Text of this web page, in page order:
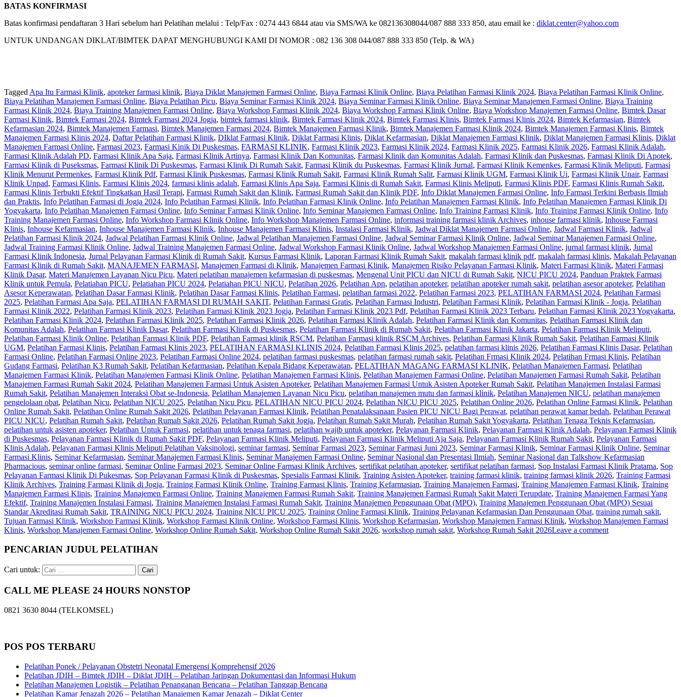
BATAS KONFIRMASI
Batas konfirmasi pendaftaran 3 Hari sebelum hari Pelatihan melalui : Telp/Fax : 0274 443 6844 atau via SMS/WA ke 082136308044/087 888 333 850, atau email ke : diklat.center@yahoo.com
UNTUK UNDANGAN DIKLAT/BIMTEK DAPAT MENGHUBUNGI KAMI DI NOMOR : 082 136 308 044/087 888 333 850 (Telp. & WA)
Tagged Apa Itu Farmasi Klinik, apoteker farmasi klinik, Biaya Diklat Manajemen Farmasi Online, Biaya Farmasi Klinik Online, Biaya Pelatihan Farmasi Klinik 2024, Biaya Pelatihan Farmasi Klinik Online,
Biaya Pelatihan Manajemen Farmasi Online, Biaya Pelatihan Picu, Biaya Seminar Farmasi Klinik 2024, Biaya Seminar Farmasi Klinik Online, Biaya Seminar Manajemen Farmasi Online, Biaya Training
Farmasi Klinik 2024, Biaya Training Manajemen Farmasi Online, Biaya Workshop Farmasi Klinik 2024, Biaya Workshop Farmasi Klinik Online, Biaya Workshop Manajemen Farmasi Online, Bimtek Dasar
Farmasi Klinik, Bimtek Farmasi 2024, Bimtek Farmasi 2024 Jogja, bimtek farmasi klinik, Bimtek Farmasi Klinik 2024, Bimtek Farmasi Klinis, Bimtek Farmasi Klinis 2024, Bimtek Kefarmasian, Bimtek
Kefarmasian 2024, Bimtek Manajemen Farmasi, Bimtek Manajemen Farmasi 2024, Bimtek Manajemen Farmasi Klinik, Bimtek Manajemen Farmasi Klinik 2024, Bimtek Manajemen Farmasi Klinis, Bimtek
Manajemen Farmasi Klinis 2024, Daftar Pelatihan Farmasi Klinik, DIklat Farmasi Klinik, Diklat Farmasi Klinis, Diklat Kefarmasian, Diklat Manajemen Farmasi Klinik, Diklat Manajemen Farmasi Klinis, Diklat
Manajemen Farmasi Online, Farmasi 2023, Farmasi Kinik Di Puskesmas, FARMASI KLINIK, Farmasi Klinik 2023, Farmasi Klinik 2024, Farmasi Klinik 2025, Farmasi Klinik 2026, Farmasi Klinik Adalah,
Farmasi Klinik Adalah PD, Farmasi Klinik Apa Saja, Farmasi Klinik Artinya, Farmasi Klinik Dan Komunitas, Farmasi Klinik dan Komunitas Adalah, Farmasi Klinik dan Puskesmas, Farmasi Klinik Di Apotek,
Farmasi Klinik di Puseksmas, Farmasi Klinik Di Puskesmas, Farmasi Klinik Di Rumah Sakit, Farmasi Klinik du Puskesmas, Farmasi Klinik Jurnal, Farmasi Klinik Kemenkes, Farmasi Klinik Meliputi, Farmasi
Klinik Menurut Permenkes, Farmasi Klinik Pdf, Farmasi Klinik Puskesmas, Farmasi Klinik Rumah Sakit, Farmasi Klinik Rumah Salit, Farmasi Klinik UGM, Farmasi Klinik Ui, Farmasi Klinik Unair, Farmasi
Klinik Unpad, Farmasi Klinis, Farmasi Klinis 2024, farmasi klinis adalah, Farmasi Klinis Apa Saja, Farmasi Klinis di Rumah Sakit, Farmasi Klinis Meliputi, Farmasi Klinis PDF, Farmasi Klinis Rumah Sakit,
Farmasi Klinis Terbukti Efektif Tingkatkan Hasil Terapi, Farmasi Rumah Sakit dan Klinik, Farmasi Rumah Sakit dan Klinik PDF, Info Diklat Manajemen Farmasi Online, Info Farmasi Terkini Berbasis Ilmiah
dan Praktis, Info Pelatihan Farmasi di Jogja 2024, Info Pelatihan Farmasi Klinik, Info Pelatihan Farmasi Klinik Online, Info Pelatihan Manajemen Farmasi Klinik, Info Pelatihan Manajemen Farmasi Klinik Di
Yogyakarta, Info Pelatihan Manajemen Farmasi Online, Info Seminar Farmasi Klinik Online, Info Seminar Manajemen Farmasi Online, Info Training Farmasi Klinik, Info Training Farmasi Klinik Online, Info
Training Manajemen Farmasi Online, Info Workshop Farmasi Klinik Online, Info Workshop Manajemen Farmasi Online, informasi training farmasi klinik Archives, inhouse farmasi klinik, Inhouse Farmasi
Klinis, Inhouse Kefarmasian, Inhouse Manajemen Farmasi Klinik, Inhouse Manajemen Farmasi Klinis, Instalasi Farmasi Klinik, Jadwal Diklat Manajemen Farmasi Online, Jadwal Farmasi Klinik, Jadwal
Pelatihan Farmasi Klinik 2024, Jadwal Pelatihan Farmasi Klinik Online, Jadwal Pelatihan Manajemen Farmasi Online, Jadwal Seminar Farmasi Klinik Online, Jadwal Seminar Manajemen Farmasi Online,
Jadwal Training Farmasi Klinik Online, Jadwal Training Manajemen Farmasi Online, Jadwal Workshop Farmasi Klinik Online, Jadwal Workshop Manajemen Farmasi Online, jurnal farmasi klinik, Jurnal
Farmasi Klinik Indonesia, Jurnal Pelayanan Farmasi Klinik di Rumah Sakit, Kursus Farmasi Klinik, Laporan Farmasi Klinik Rumah Sakit, makalah farmasi klinik pdf, makalah farmasi klinis, Makalah Pelayanan
Farmasi Klinik di Rumah Sakit, MANAJEMEN FARMASI, Manajemen Farmasi di Klinik, Manajemen Farmasi Klinik, Manajemen Risiko Pelayanan Farmasi Klinik, Materi Farmasi Klinik, Materi Farmasi
Klinik Dasar, Materi Manajemen Layanan Nicu Picu, Materi pelatihan manajemen kefarmasian di puskesmas, Mengenal Unit PICU dan NICU di Rumah Sakit, NICU PICU 2024, Panduan Praktek Farmasi
Klinik untuk Pemula, Pelatiahan PICU, Pelatiahan PICU 2024, Pelatiahan PICU NICU, Pelatihan 2026, Pelatihan Apn, pelatihan apoteker, pelatihan apoteker rumah sakit, pelatihan asesor apoteker, Pelatihan
Asesor Keperawatan, Pelatihan Dasar Farmasi Klinik, Pelatihan Dasar Farmasi Klinis, Pelatihan Farmasi, pelatihan farmasi 2022, Pelatihan Farmasi 2023, PELATIHAN FARMASI 2024, Pelatihan Farmasi
2025, Pelatihan Farmasi Apa Saja, PELATIHAN FARMASI DI RUMAH SAKIT, Pelatihan Farmasi Gratis, Pelatihan Farmasi Industri, Pelatihan Farmasi Klinik, Pelatihan Farmasi Klinik - Jogja, Pelatihan
Farmasi Klinik 2022, Pelatihan Farmasi Klinik 2023, Pelatihan Farmasi Klinik 2023 Jogja, Pelatihan Farmasi Klinik 2023 Pdf, Pelatihan Farmasi Klinik 2023 Terbaru, Pelatihan Farmasi Klinik 2023 Yogyakarta,
Pelatihan Farmasi Klinik 2024, Pelatihan Farmasi Klinik 2025, Pelatihan Farmasi Klinik 2026, Pelatihan Farmasi Klinik Adalah, Pelatihan Farmasi Klinik dan Komunitas, Pelatihan Farmasi Klinik dan
Komunitas Adalah, Pelatihan Farmasi Klinik Dasar, Pelatihan Farmasi Klinik di Puskesmas, Pelatihan Farmasi Klinik di Rumah Sakit, Pelatihan Farmasi Klinik Jakarta, Pelatihan Farmasi Klinik Meliputi,
Pelatihan Farmasi Klinik Online, Pelatihan Farmasi Klinik PDF, Pelatihan Farmasi klinik RSCM, Pelatihan Farmasi klinik RSCM Archives, Pelatihan Farmasi Klinik Rumah Sakit, Pelatihan Farmasi Klinik
UGM, Pelatihan Farmasi Klinis, Pelatihan Farmasi Klinis 2023, PELATIHAN FARMASI KLINIS 2024, Pelatihan Farmasi Klinis 2025, pelatihan farmasi klinis 2026, Pelatihan Farmasi Klinis Dasar, Pelatihan
Farmasi Online, Pelatihan Farmasi Online 2023, Pelatihan Farmasi Online 2024, pelatihan farmasi puskesmas, pelatihan farmasi rumah sakit, Pelatihan Frmasi Klinik 2024, Pelatihan Frmasi Klinis, Pelatihan
Gudang Farmasi, Pelatihan K3 Rumah Sakit, Pelatihan Kefarmasian, Pelatihan Kepala Bidang Keperawatan, PELATIHAN MAGANG FARMASI KLINIK, Pelatihan Manajemen Farmasi, Pelatihan
Manajemen Farmasi Klinik, Pelatihan Manajemen Farmasi Klinik Online, Pelatihan Manajemen Farmasi Klinis, Pelatihan Manajemen Farmasi Online, Pelatihan Manajemen Farmasi Rumah Sakit, Pelatihan
Manajemen Farmasi Rumah Sakit 2024, Pelatihan Manajemen Farmasi Untuk Asisten Apoteker, Pelatihan Manajemen Farmasi Untuk Asisten Apoteker Rumah Sakit, Pelatihan Manajemen Instalasi Farmasi
Rumah Sakit, Pelatihan Manajemen Interaksi Obat se-Indonesia, Pelatihan Manajemen Layanan Nicu Picu, pelatihan manajemen mutu dan farmasi klinik, Pelatihan Manajemen NICU, pelatihan manajemen
pengelolaan obat, Pelatihan Nicu, Pelatihan NICU 2025, Pelatihan Nicu Picu, PELATIHAN NICU PICU 2024, Pelatihan NICU PICU 2025, Pelatihan Online 2026, Pelatihan Online Farmasi Klinik, Pelatihan
Online Rumah Sakit, Pelatihan Online Rumah Sakit 2026, Pelatihan Pelayanan Farmasi Klinik, Pelatihan Penatalaksanaan Pasien PICU NICU Bagi Perawat, pelatihan perawat kamar bedah, Pelatihan Perawat
PICU NICU, Pelatihan Rumah Sakit‎, Pelatihan Rumah Sakit 2026, Pelatihan Rumah Sakit Jogja, Pelatihan Rumah Sakit Murah, Pelatihan Rumah Sakit Yogyakarta, Pelatihan Tenaga Teknis Kefarmasian,
pelatihan untuk asisten apoteker, Pelatihan Untuk Farmasi, pelatihan untuk tenaga farmasi, pelatihan wajib untuk apoteker, Pelayanan Farmasi Klinik, Pelayanan Farmasi Klinik Adalah, Pelayanan Farmasi Klinik
di Puskesmas, Pelayanan Farmasi Klinik di Rumah Sakit PDF, Pelayanan Farmasi Klinik Meliputi, Pelayanan Farmasi Klinik Meliputi Aja Saja, Pelayanan Farmasi Klinik Rumah Sakit, Pelayanan Farmasi
Klinis Adalah, Pelayanan Farmasi Klinis Meliputi Pelatihan Vaksinologi, seminar farmasi, Seminar Farmasi 2023, Seminar Farmasi Juni 2023, Seminar Farmasi Klinik, Seminar Farmasi Klinik Online, Seminar
Farmasi Klinis, Seminar Kefarmasian, Seminar Manajemen Farmasi Klinis, Seminar Manajemen Farmasi Online, Seminar Nasional dan Presentasi Ilmiah, Seminar Nasional dan Talkshow Kefarmasian
Pharmacious, seminar online farmasi, Seminar Online Farmasi 2023, Seminar Online Farmasi Klinik Archives, sertifikat pelatihan apoteker, sertifikat pelatihan farmasi, Sop Instalasi Farmasi Klinik Pratama, Sop
Pelayanan Farmasi Klinik Di Pukesmas, Sop Pelayanan Farmasi Klinik di Puskesmas, Spesialis Farmasi Klinik, Training Asisten Apoteker, training farmasi klinik, training farmasi klinik 2026, Training Farmasi
Klinik Archives, Training Farmasi Klinik di Jogja, Training Farmasi Klinik Online, Training Farmasi Klinis, Training Kefarmasian, Training Manajemen Farmasi, Training Manajemen Farmasi Klinik, Training
Manajemen Farmasi Klinis, Training Manajemen Farmasi Online, Training Manajemen Farmasi Rumah Sakit, Training Manajemen Farmasi Rumah Sakit Materi Terupdate, Training Manajemen Farmasi Yang
Efektif, Training Manajemen Instalasi Farmasi, Training Manajemen Instalasi Farmasi Rumah Sakit, Training Manajemen Penggunaan Obat (MPO), Training Manajemen Penggunaan Obat (MPO) Sesuai
Standar Akreditasi Rumah Sakit, TRAINING NICU PICU 2024, Training NICU PICU 2025, Training Online Farmasi Klinik, Training Pelayanan Kefarmasian Dan Penggunaan Obat, training rumah sakit,
Tujuan Farmasi Klinik, Workshop Farmasi Klinik, Workshop Farmasi Klinik Online, Workshop Farmasi Klinis, Workshop Kefarmasian, Workshop Manajemen Farmasi Klinik, Workshop Manajemen Farmasi
Klinis, Workshop Manajemen Farmasi Online, Workshop Online Rumah Sakit, Workshop Online Rumah Sakit 2026, workshop rumah sakit, Workshop Rumah Sakit 2026Leave a comment
PENCARIAN JUDUL PELATIHAN
Cari untuk:
CALL ME PLEASE 24 HOURS NONSTOP
0821 3630 8044 (TELKOMSEL)
POS POS TERBARU
Pelatihan Ponek / Pelayanan Obstetri Neonatal Emergensi Komprehensif 2026
Pelatihan JDIH – Bimtek JDIH – Diklat JDIH – Pelatihan Jaringan Dokumentasi dan Informasi Hukum
Pelatihan Manajemen Logistik – Pelatihan Penanganan Bencana – Pelatihan Tanggap Bencana
Pelatihan Kamar Jenazah 2026 – Pelatihan Manajemen Kamar Jenazah – Diklat Center